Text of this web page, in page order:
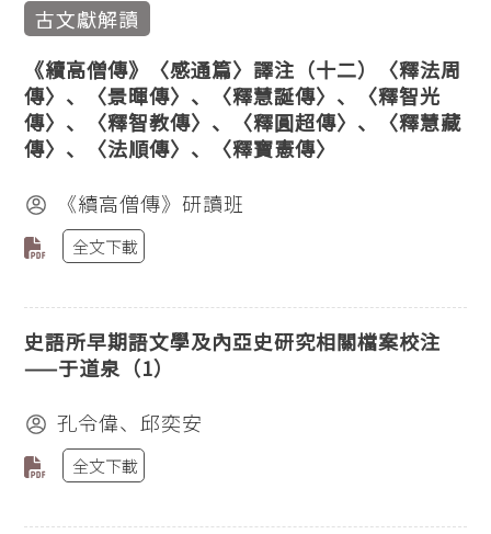
古文獻解讀
《續高僧傳》〈感通篇〉譯注（十二）〈釋法周
傳〉、〈景暉傳〉、〈釋慧誕傳〉、〈釋智光
傳〉、〈釋智教傳〉、〈釋圓超傳〉、〈釋慧藏
傳〉、〈法順傳〉、〈釋寶憲傳〉
《續高僧傳》研讀班
全文下載
史語所早期語文學及內亞史研究相關檔案校注
——于道泉（1）
孔令偉、邱奕安
全文下載